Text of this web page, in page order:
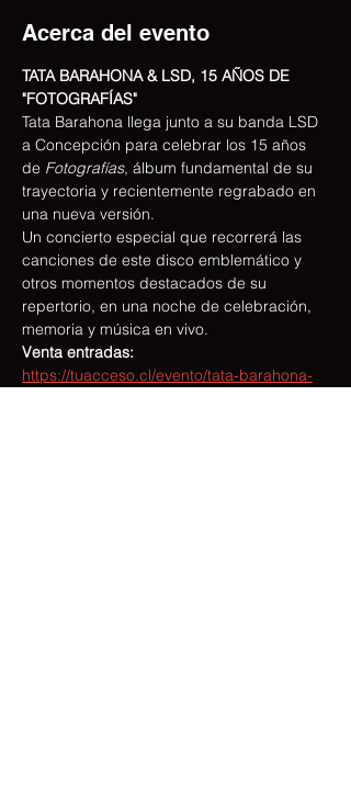
Acerca del evento
TATA BARAHONA & LSD, 15 AÑOS DE
"FOTOGRAFÍAS"
Tata Barahona llega junto a su banda LSD
a Concepción para celebrar los 15 años
de Fotografías, álbum fundamental de su
trayectoria y recientemente regrabado en
una nueva versión.
Un concierto especial que recorrerá las
canciones de este disco emblemático y
otros momentos destacados de su
repertorio, en una noche de celebración,
memoria y música en vivo.
Venta entradas:
https://tuacceso.cl/evento/tata-barahona-